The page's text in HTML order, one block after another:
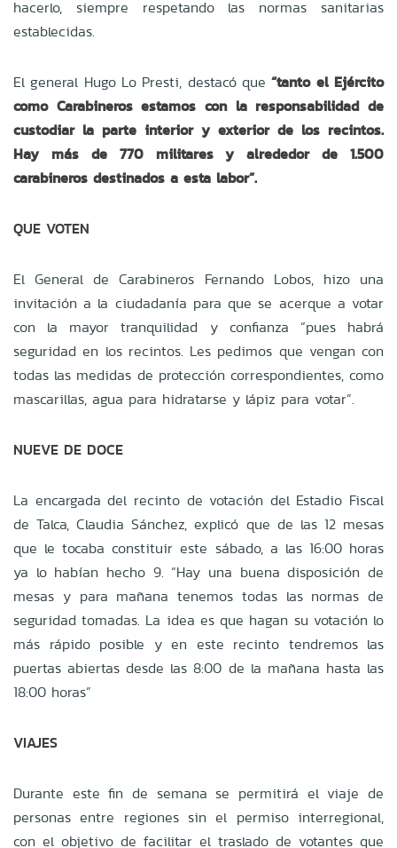
hacerlo, siempre respetando las normas sanitarias
establecidas.
El general Hugo Lo Presti, destacó que“tanto el Ejército
como Carabineros estamos con la responsabilidad de
custodiar la parte interior y exterior de los recintos.
Hay más de 770 militares y alrededor de 1.500
carabineros destinados a esta labor”.
QUE VOTEN
El General de Carabineros Fernando Lobos, hizo una
invitación a la ciudadanía para que se acerque a votar
con la mayor tranquilidad y confianza “pues habrá
seguridad en los recintos. Les pedimos que vengan con
todas las medidas de protección correspondientes, como
mascarillas, agua para hidratarse y lápiz para votar”.
NUEVE DE DOCE
La encargada del recinto de votación del Estadio Fiscal
de Talca, Claudia Sánchez, explicó que de las 12 mesas
que le tocaba constituir este sábado, a las 16:00 horas
ya lo habían hecho 9. “Hay una buena disposición de
mesas y para mañana tenemos todas las normas de
seguridad tomadas. La idea es que hagan su votación lo
más rápido posible y en este recinto tendremos las
puertas abiertas desde las 8:00 de la mañana hasta las
18:00 horas”
VIAJES
Durante este fin de semana se permitirá el viaje de
personas entre regiones sin el permiso interregional,
con el objetivo de facilitar el traslado de votantes que